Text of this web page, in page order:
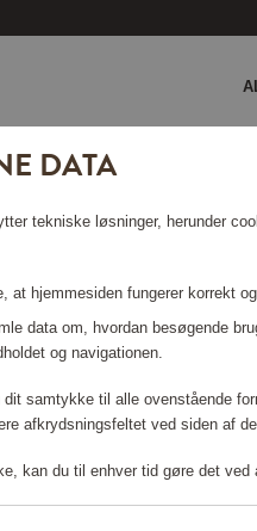
ind for at shoppe
DATA
tekniske løsninger, herunder
at hjemmesiden fungerer korrekt
data om, hvordan besøgende
og navigationen.
samtykke til alle ovenstående
afkrydsningsfeltet ved siden af
kan du til enhver tid gøre det